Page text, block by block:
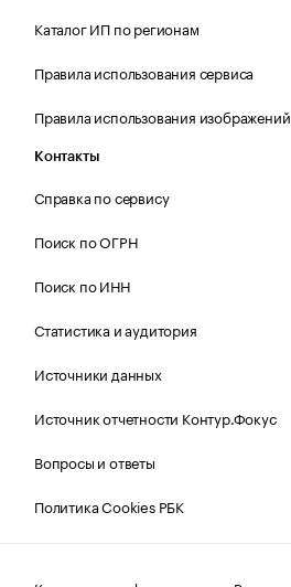
Каталог ИП по регионам
Правила использования сервиса
Правила использования изображений
Контакты
Справка по сервису
Поиск по ОГРН
Поиск по ИНН
Статистика и аудитория
Источники данных
Источник отчетности Контур.Фокус
Вопросы и ответы
Политика Cookies РБК